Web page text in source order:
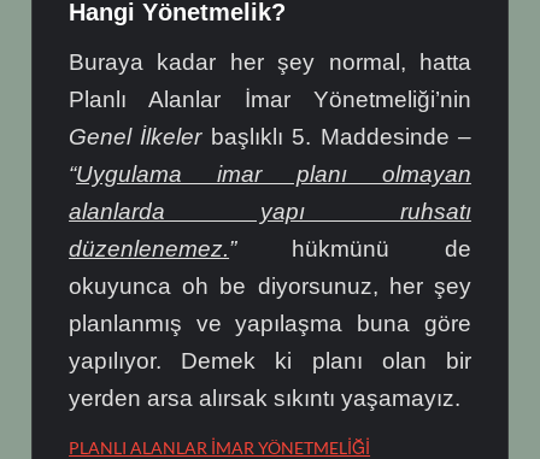
Hangi Yönetmelik?
Buraya kadar her şey normal, hatta
Planlı Alanlar İmar Yönetmeliği’nin
Genel İlkeler başlıklı 5. Maddesinde –
“Uygulama imar planı olmayan
alanlarda yapı ruhsatı
düzenlenemez.” hükmünü de
okuyunca oh be diyorsunuz, her şey
planlanmış ve yapılaşma buna göre
yapılıyor. Demek ki planı olan bir
yerden arsa alırsak sıkıntı yaşamayız.
PLANLI ALANLAR İMAR YÖNETMELİĞİ